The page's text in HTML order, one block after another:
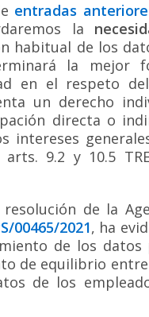
entradas
la
habitual de los
la mejor
en el respeto
un derecho
directa o
intereses
9.2 y 10.5
de la
00465/2021, ha
de los datos
de equilibrio
de los